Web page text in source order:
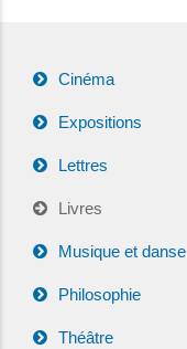
Cinéma
Expositions
Lettres
Livres
Musique et danse
Philosophie
Théâtre